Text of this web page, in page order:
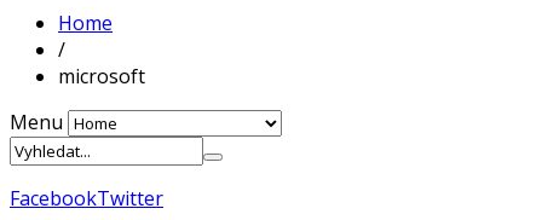
Home
/
microsoft
Menu
FacebookTwitter